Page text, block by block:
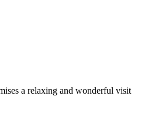
a relaxing and wonderful visit